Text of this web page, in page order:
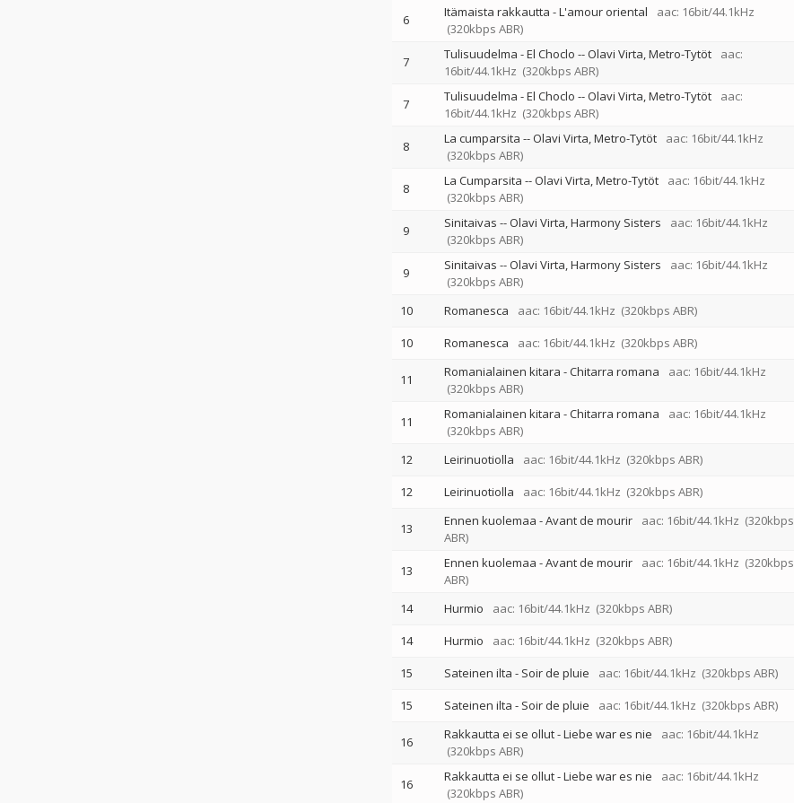
6 Itämaista rakkautta - L'amour oriental
aac: 16bit/44.1kHz
(320kbps ABR)
7 Tulisuudelma - El Choclo --Olavi Virta Metro-Tytöt
aac:
16bit/44.1kHz (320kbps ABR)
7 Tulisuudelma - El Choclo --Olavi Virta Metro-Tytöt
aac:
16bit/44.1kHz (320kbps ABR)
8 La cumparsita --Olavi Virta Metro-Tytöt
aac: 16bit/44.1kHz
(320kbps ABR)
8 La Cumparsita --Olavi Virta Metro-Tytöt
aac: 16bit/44.1kHz
(320kbps ABR)
9 Sinitaivas --Olavi Virta Harmony Sisters
aac: 16bit/44.1kHz
(320kbps ABR)
9 Sinitaivas --Olavi Virta Harmony Sisters
aac: 16bit/44.1kHz
(320kbps ABR)
10 Romanesca aac: 16bit/44.1kHz (320kbps ABR)
10
Romanesca aac: 16bit/44.1kHz (320kbps ABR)
11 Romanialainen kitara - Chitarra romana
aac: 16bit/44.1kHz
(320kbps ABR)
11 Romanialainen kitara - Chitarra romana
aac: 16bit/44.1kHz
(320kbps ABR)
12 Leirinuotiolla aac: 16bit/44.1kHz (320kbps ABR)
12
Leirinuotiolla aac: 16bit/44.1kHz (320kbps ABR)
13 Ennen kuolemaa - Avant de mourir aac: 16bit/44.1kHz (320kbps
ABR)
13 Ennen kuolemaa - Avant de mourir aac: 16bit/44.1kHz (320kbps
ABR)
14 Hurmio aac: 16bit/44.1kHz (320kbps ABR)
14
Hurmio aac: 16bit/44.1kHz (320kbps ABR)
15
Sateinen ilta - Soir de pluie aac: 16bit/44.1kHz (320kbps ABR)
15
Sateinen ilta - Soir de pluie aac: 16bit/44.1kHz (320kbps ABR)
16 Rakkautta ei se ollut - Liebe war es nie
aac: 16bit/44.1kHz
(320kbps ABR)
16 Rakkautta ei se ollut - Liebe war es nie
aac: 16bit/44.1kHz
(320kbps ABR)